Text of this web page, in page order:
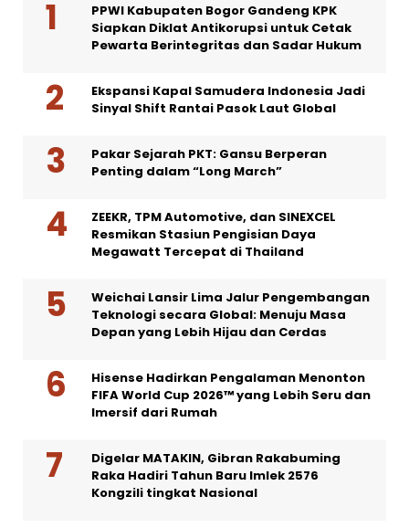
PPWI Kabupaten Bogor Gandeng KPK
Siapkan Diklat Antikorupsi untuk Cetak
Pewarta Berintegritas dan Sadar Hukum
Ekspansi Kapal Samudera Indonesia Jadi
Sinyal Shift Rantai Pasok Laut Global
Pakar Sejarah PKT: Gansu Berperan
Penting dalam “Long March”
ZEEKR, TPM Automotive, dan SINEXCEL
Resmikan Stasiun Pengisian Daya
Megawatt Tercepat di Thailand
Weichai Lansir Lima Jalur Pengembangan
Teknologi secara Global: Menuju Masa
Depan yang Lebih Hijau dan Cerdas
Hisense Hadirkan Pengalaman Menonton
FIFA World Cup 2026™ yang Lebih Seru dan
Imersif dari Rumah
Digelar MATAKIN, Gibran Rakabuming
Raka Hadiri Tahun Baru Imlek 2576
Kongzili tingkat Nasional